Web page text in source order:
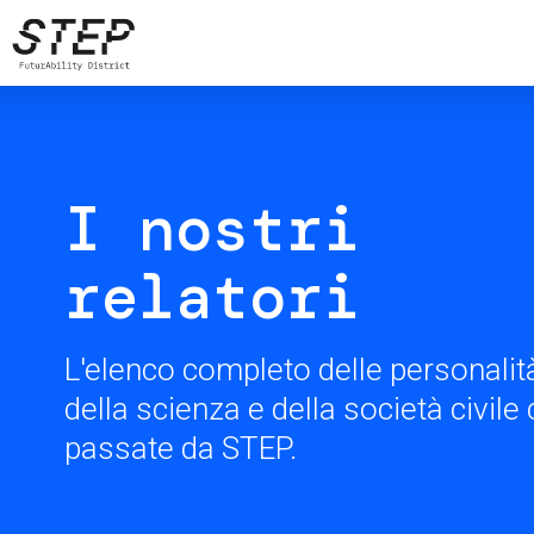
Salta
al
contenuto
I nostri
relatori
L'elenco completo delle
della scienza e della società civile
passate da STEP.